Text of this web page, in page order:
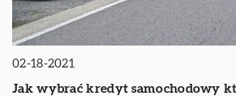
02-18-2021
Jak wybrać kredyt samochodowy